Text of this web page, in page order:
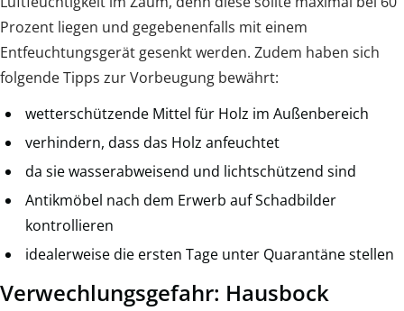
Prozent liegen und gegebenenfalls mit einem
Entfeuchtungsgerät gesenkt werden. Zudem haben sich
folgende Tipps zur Vorbeugung bewährt:
wetterschützende Mittel für Holz im Außenbereich
verhindern, dass das Holz anfeuchtet
da sie wasserabweisend und lichtschützend sind
Antikmöbel nach dem Erwerb auf Schadbilder
kontrollieren
idealerweise die ersten Tage unter Quarantäne stellen
Verwechlungsgefahr: Hausbock